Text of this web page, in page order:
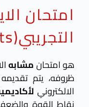
امتحان
التجريبي(ielts)
هو امتحانمشابه
ظروفه، يتم
الالكتروني